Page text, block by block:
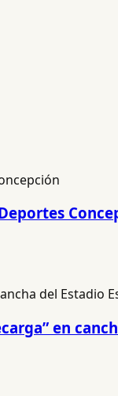
en